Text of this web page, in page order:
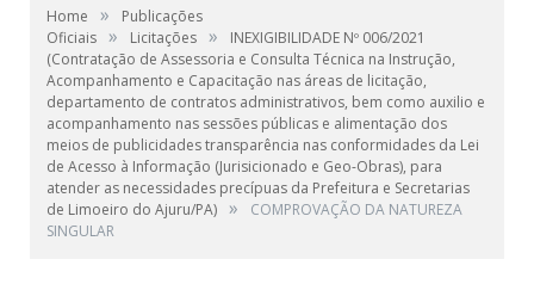
Home »
Publicações
Oficiais » Licitações »
INEXIGIBILIDADE Nº 006/2021
(Contratação de Assessoria e Consulta Técnica na Instrução,
Acompanhamento e Capacitação nas áreas de licitação,
departamento de contratos administrativos, bem como auxilio e
acompanhamento nas sessões públicas e alimentação dos
meios de publicidades transparência nas conformidades da Lei
de Acesso à Informação (Jurisicionado e Geo-Obras), para
atender as necessidades precípuas da Prefeitura e Secretarias
de Limoeiro do Ajuru/PA) »
COMPROVAÇÃO DA NATUREZA
SINGULAR